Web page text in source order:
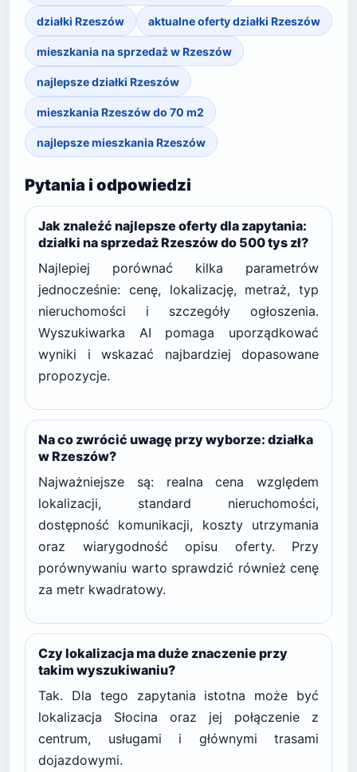
działki Rzeszów aktualne oferty działki Rzeszów
mieszkania na sprzedaż w Rzeszów
najlepsze działki Rzeszów
mieszkania Rzeszów do 70 m2
najlepsze mieszkania Rzeszów
Pytania i odpowiedzi
Jak znaleźć najlepsze oferty dla zapytania:
działki na sprzedaż Rzeszów do 500 tys zł?
Najlepiej porównać kilka parametrów
jednocześnie: cenę, lokalizację, metraż, typ
nieruchomości i szczegóły ogłoszenia.
Wyszukiwarka AI pomaga uporządkować
wyniki i wskazać najbardziej dopasowane
propozycje.
Na co zwrócić uwagę przy wyborze: działka
w Rzeszów?
Najważniejsze są: realna cena względem
lokalizacji, standard nieruchomości,
dostępność komunikacji, koszty utrzymania
oraz wiarygodność opisu oferty. Przy
porównywaniu warto sprawdzić również cenę
za metr kwadratowy.
Czy lokalizacja ma duże znaczenie przy
takim wyszukiwaniu?
Tak. Dla tego zapytania istotna może być
lokalizacja Słocina oraz jej połączenie z
centrum, usługami i głównymi trasami
dojazdowymi.